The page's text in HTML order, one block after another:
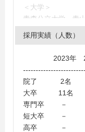
＜大学＞
青森公立大学、青
茨城大学、江戸川
阪樟蔭女子大学、
院大學、国士舘大
学、サイバー大学
大学、島根大学、
台大学、専修大学
学、拓殖大学、玉
採用実績（人数）
2023年
院了 2名
大卒 11
専門卒 －
短大卒
高卒 －